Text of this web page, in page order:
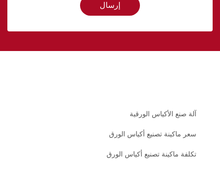
إرسال
آلة صنع الأكياس الورقية
سعر ماكينة تصنيع أكياس الورق
تكلفة ماكينة تصنيع أكياس الورق